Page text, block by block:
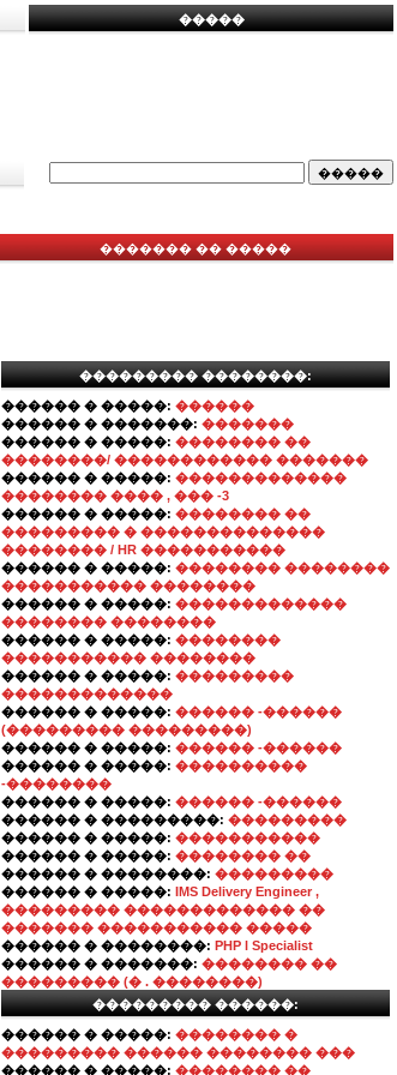
�����
������� �� �����
��������� ��������:
������ � �����: ������
������ � �������: �������
������ � �����: �������� ��
��������/ ������������ �������
������ � �����: �������������
�������� ���� , ��� -3
������ � �����: �������� ��
��������� � ��������������
�������� / HR �����������
������ � �����: �������� ��������
����������� ��������
������ � �����: �������������
�������� ��������
������ � �����: ��������
����������� ��������
������ � �����: ���������
�������������
������ � �����: ������ -������
(��������� ���������)
������ � �����: ������ -������
������ � �����: ����������
-��������
������ � �����: ������ -������
������ � ���������: ���������
������ � �����: �����������
������ � �����: �������� ��
������ � ��������: ���������
������ � �����: IMS Delivery Engineer ,
��������� ������������� ��
������� ����������� �����
������ � ��������: PHP l Specialist
������ � �������: �������� ��
��������� (� . ��������)
��������� ������:
������ � �����: �������� �
��������� ������ �������� ���
������ � �����: �������� ��